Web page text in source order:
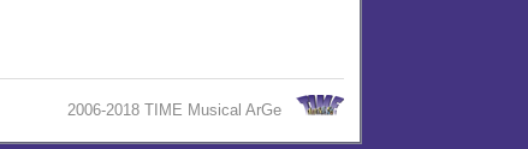
2006-2018 TIME Musical ArGe